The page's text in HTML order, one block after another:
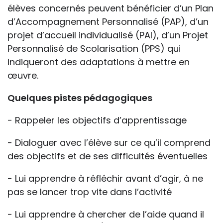
élèves concernés peuvent bénéficier d’un Plan
d’Accompagnement Personnalisé (PAP), d’un
projet d’accueil individualisé (PAI), d’un Projet
Personnalisé de Scolarisation (PPS) qui
indiqueront des adaptations à mettre en
œuvre.
Quelques pistes pédagogiques
- Rappeler les objectifs d’apprentissage
- Dialoguer avec l’élève sur ce qu’il comprend
des objectifs et de ses difficultés éventuelles
- Lui apprendre à réfléchir avant d’agir, à ne
pas se lancer trop vite dans l’activité
- Lui apprendre à chercher de l’aide quand il